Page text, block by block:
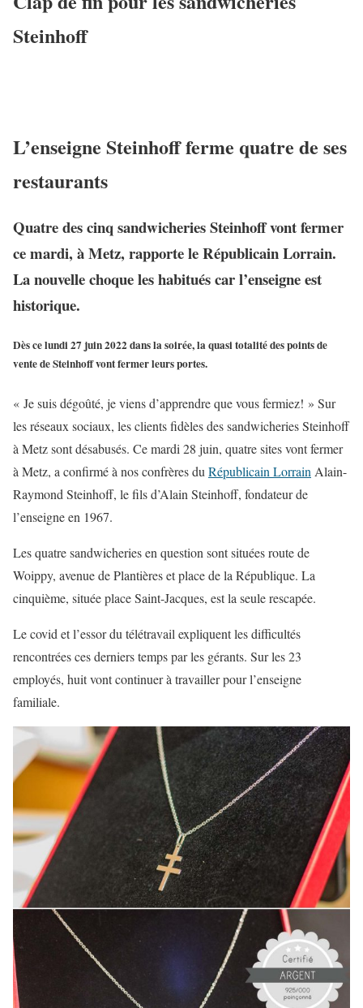
Steinhoff
L’enseigne Steinhoff ferme quatre de ses
restaurants
Quatre des cinq sandwicheries Steinhoff vont fermer
ce mardi, à Metz, rapporte le Républicain Lorrain.
La nouvelle choque les habitués car l’enseigne est
historique.
Dès ce lundi 27 juin 2022 dans la soirée, la quasi totalité des points de
vente de Steinhoff vont fermer leurs portes.
« Je suis dégoûté, je viens d’apprendre que vous fermiez! » Sur
les réseaux sociaux, les clients fidèles des sandwicheries Steinhoff
à Metz sont désabusés. Ce mardi 28 juin, quatre sites vont fermer
à Metz, a confirmé à nos confrères du Républicain Lorrain Alain-
Raymond Steinhoff, le fils d’Alain Steinhoff, fondateur de
l’enseigne en 1967.
Les quatre sandwicheries en question sont situées route de
Woippy, avenue de Plantières et place de la République. La
cinquième, située place Saint-Jacques, est la seule rescapée.
Le covid et l’essor du télétravail expliquent les difficultés
rencontrées ces derniers temps par les gérants. Sur les 23
employés, huit vont continuer à travailler pour l’enseigne
familiale.